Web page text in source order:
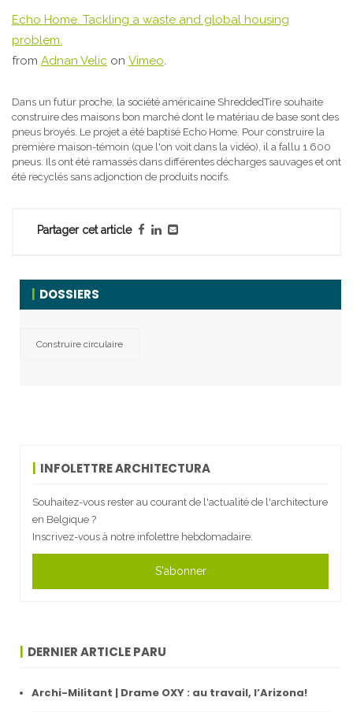
Echo Home. Tackling a waste and global housing
problem.
from Adnan Velic on Vimeo.
Dans un futur proche, la société américaine ShreddedTire souhaite
construire des maisons bon marché dont le matériau de base sont des
pneus broyés. Le projet a été baptisé Echo Home. Pour construire la
première maison-témoin (que l'on voit dans la vidéo), il a fallu 1 600
pneus. Ils ont été ramassés dans différentes décharges sauvages et ont
été recyclés sans adjonction de produits nocifs.
Partager cet article
DOSSIERS
Construire circulaire
INFOLETTRE ARCHITECTURA
Souhaitez-vous rester au courant de l'actualité de l'architecture
en Belgique ?
Inscrivez-vous à notre infolettre hebdomadaire.
S'abonner
DERNIER ARTICLE PARU
Archi-Militant | Drame OXY : au travail, l’Arizona!